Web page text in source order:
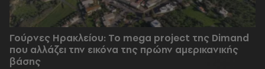
Γούρνες Ηρακλείου: To mega project της Dimand
που αλλάζει την εικόνα της πρώην αμερικανικής
βάσης